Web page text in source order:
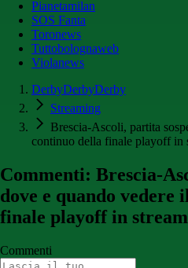
Pianetamilan
SOS Fanta
Toronews
Tuttobolognaweb
Violanews
DerbyDerbyDerby
Streaming
Brescia-Ascoli, partita
continuo della finale playoff in
Commenti: Brescia-
dove e quando vedere
finale playoff in
Commenti